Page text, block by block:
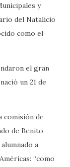
y
del Natalicio
como el
el gran
un 21 de
comisión de
de Benito
a
“como